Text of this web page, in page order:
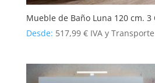
Mueble de Baño Luna 120 cm. 3
Desde: 517,99 € IVA y